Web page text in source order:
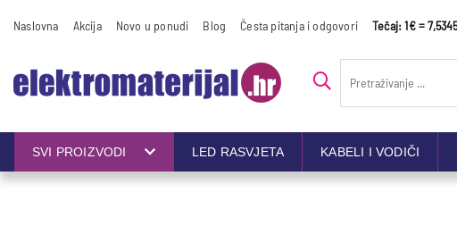
Naslovna Akcija Novo u ponudi Blog Česta pitanja i odgovori Tečaj: 1€ =
SVI PROIZVODI LED RASVJETA KABELI I VODIČI